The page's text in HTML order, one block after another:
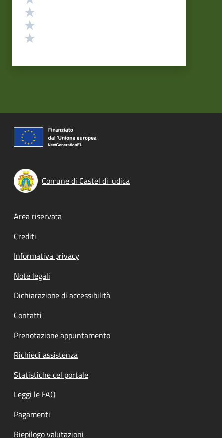
Comune di Castel di Iudica
Footer menu
Area riservata
Crediti
Informativa privacy
Note legali
Dichiarazione di accessibilità
Contatti
Prenotazione appuntamento
Richiedi assistenza
Statistiche del portale
Leggi le FAQ
Pagamenti
Riepilogo valutazioni